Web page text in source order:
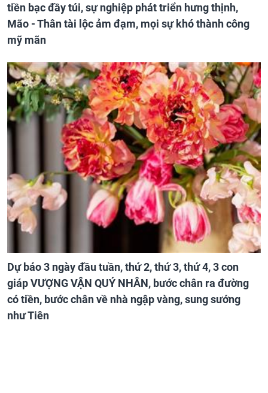
tiền bạc đầy túi, sự nghiệp phát triển hưng thịnh,
Mão - Thân tài lộc ảm đạm, mọi sự khó thành công
mỹ mãn
Dự báo 3 ngày đầu tuần, thứ 2, thứ 3, thứ 4, 3 con
giáp VƯỢNG VẬN QUÝ NHÂN, bước chân ra đường
có tiền, bước chân về nhà ngập vàng, sung sướng
như Tiên